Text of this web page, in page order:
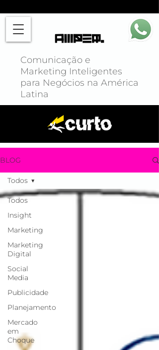
Comunicação e
Marketing Inteligentes
para Negócios na América
Latina
BLOG
Todos
Insight
Marketing
Marketing
Digital
Social
Media
Publicidade
Planejamento
Mercado
em
Choque
Todos